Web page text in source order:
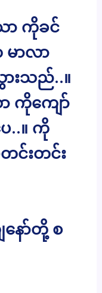
ာ ကိုခင်
မာလာ
းသည်..။
ကိုကျော်
..။ ကို
င်းတင်း
နော်တို့ စ